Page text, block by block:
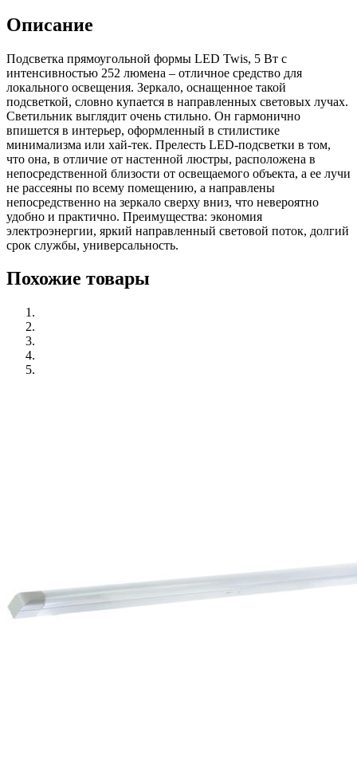
Описание
Подсветка прямоугольной формы LED Twis, 5 Вт с
интенсивностью 252 люмена – отличное средство для
локального освещения. Зеркало, оснащенное такой
подсветкой, словно купается в направленных световых лучах.
Светильник выглядит очень стильно. Он гармонично
впишется в интерьер, оформленный в стилистике
минимализма или хай-тек. Прелесть LED-подсветки в том,
что она, в отличие от настенной люстры, расположена в
непосредственной близости от освещаемого объекта, а ее лучи
не рассеяны по всему помещению, а направлены
непосредственно на зеркало сверху вниз, что невероятно
удобно и практично. Преимущества: экономия
электроэнергии, яркий направленный световой поток, долгий
срок службы, универсальность.
Похожие товары